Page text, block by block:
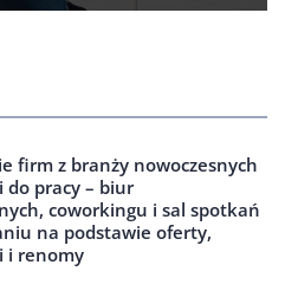
firm z branży nowoczesnych
do pracy – biur
coworkingu i sal spotkań
na podstawie oferty,
i renomy